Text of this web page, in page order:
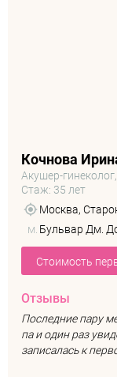
Кочнова
Акушер-
Стаж: 35 лет
Москва,
м. Бульвар Дм.
Стоимость
Отзывы
Последние пару
па и один раз
записалась к